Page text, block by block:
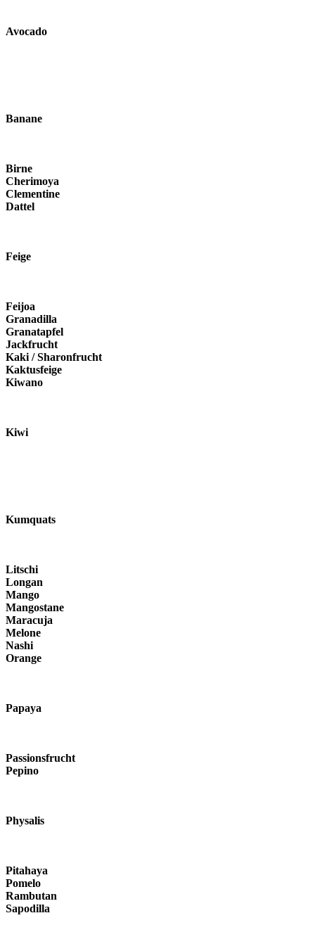
Avocado
Banane
Birne
Cherimoya
Clementine
Dattel
Feige
Feijoa
Granadilla
Granatapfel
Jackfrucht
Kaki / Sharonfrucht
Kaktusfeige
Kiwano
Kiwi
Kumquats
Litschi
Longan
Mango
Mangostane
Maracuja
Melone
Nashi
Orange
Papaya
Passionsfrucht
Pepino
Physalis
Pitahaya
Pomelo
Rambutan
Sapodilla